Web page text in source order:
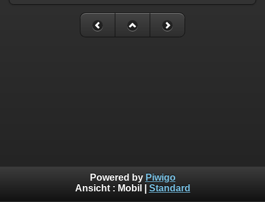
Powered by Piwigo
Ansicht : Mobil Standard